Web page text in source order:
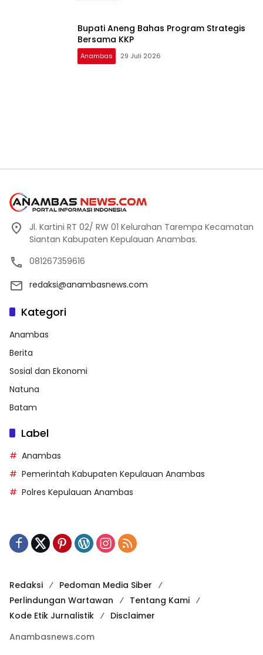
Bupati Aneng Bahas Program Strategis
Bersama KKP
Anambas 29 Juli 2026
Jl. Kartini RT 02/ RW 01 Kelurahan Tarempa Kecamatan
Siantan Kabupaten Kepulauan Anambas.
081267359616
redaksi@anambasnews.com
Kategori
Anambas
Berita
Sosial dan Ekonomi
Natuna
Batam
Label
Anambas
Pemerintah Kabupaten Kepulauan Anambas
Polres Kepulauan Anambas
Redaksi
Pedoman Media Siber
Perlindungan Wartawan
Tentang Kami
Kode Etik Jurnalistik
Disclaimer
Anambasnews.com